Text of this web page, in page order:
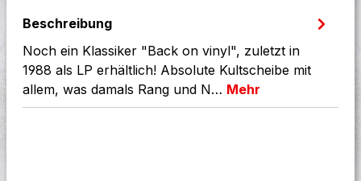
Beschreibung
Noch ein Klassiker "Back on vinyl", zuletzt in
1988 als LP erhältlich! Absolute Kultscheibe mit
allem, was damals Rang und N… Mehr